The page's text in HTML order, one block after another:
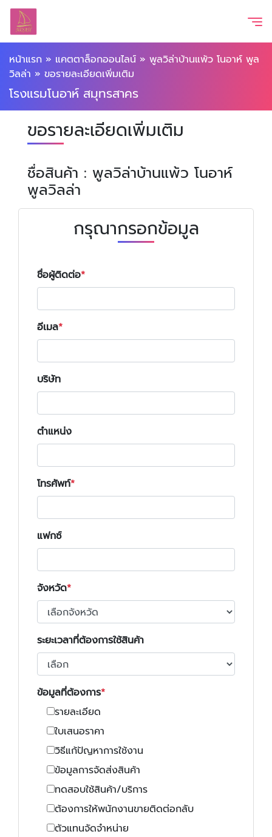
หน้าแรก » แคตตาล็อกออนไลน์ » พูลวิล่าบ้านแพ้ว โนอาห์ พูล
วิลล่า » ขอรายละเอียดเพิ่มเติม
โรงแรมโนอาห์ สมุทรสาคร
ขอรายละเอียดเพิ่มเติม
ชื่อสินค้า : พูลวิล่าบ้านแพ้ว โนอาห์
พูลวิลล่า
กรุณากรอกข้อมูล
ชื่อผู้ติดต่อ
อีเมล
บริษัท
ตำแหน่ง
โทรศัพท์
แฟกซ์
จังหวัด
ระยะเวลาที่ต้องการใช้สินค้า
ข้อมูลที่ต้องการ
รายละเอียด
ใบเสนอราคา
วิธีแก้ปัญหาการใช้งาน
ข้อมูลการจัดส่งสินค้า
ทดสอบใช้สินค้า/บริการ
ต้องการให้พนักงานขายติดต่อกลับ
ตัวแทนจัดจำหน่าย